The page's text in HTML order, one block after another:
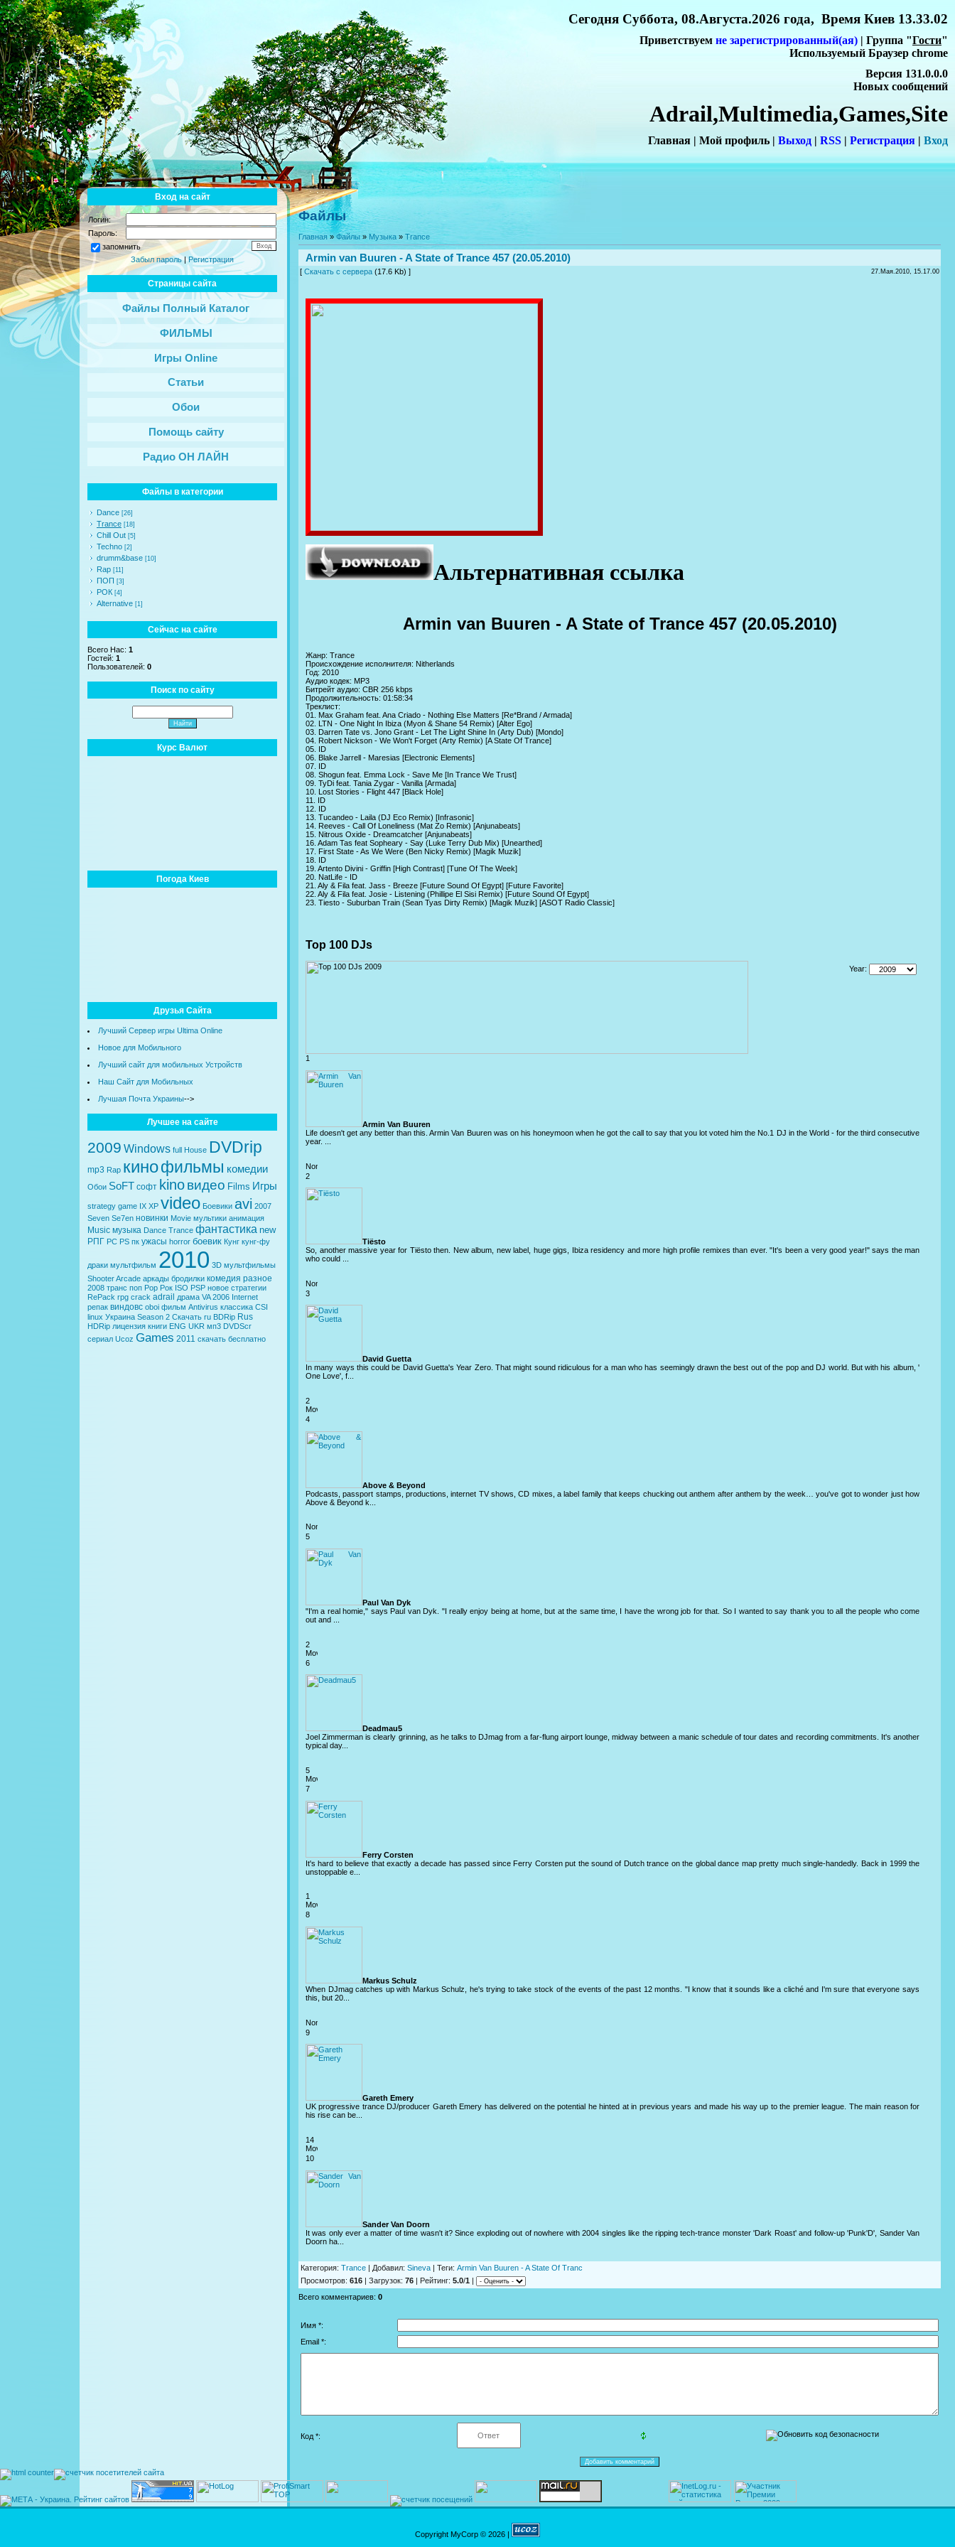
Сегодня Суббота, 08.Августа.2026 года, Время Киев 13.33.02
Приветствуем не зарегистрированный(ая) | Группа "Гости"
Используемый Браузер chrome
Версия 131.0.0.0
Новых сообщений
Adrail,Multimedia,Games,Site
Главная | Мой профиль | Выход | RSS | Регистрация | Вход
Вход на сайт
Логин:
Пароль:
запомнить
Забыл пароль|Регистрация
Страницы сайта
Файлы Полный Каталог
ФИЛЬМЫ
Игры Online
Статьи
Обои
Помощь сайту
Радио ОН ЛАЙН
Файлы в категории
Dance [26]
Trance [18]
Chill Out [5]
Techno [2]
drumm&base [10]
Rap [11]
ПОП [3]
РОК [4]
Alternative [1]
Сейчас на сайте
Всего Нас: 1
Гостей: 1
Пользователей: 0
Поиск по сайту
Курс Валют
Погода Киев
Друзья Сайта
Лучший Сервер игры Ultima Online
Новое для Мобильного
Лучший сайт для мобильных Устройств
Наш Сайт для Мобильных
Лучшая Почта Украины-->
Лучшее на сайте
2009 Windows full House DVDrip
mp3 Rap кинофильмы комедии
Обои SoFT софт kinoвидео Films Игры
strategy game IX XP video Боевики avi 2007
Seven Se7en новинки Movie мультики анимация
Music музыка Dance Trance фантастика new
РПГ PC PS пк ужасы horror боевик Кунг кунг-фу
драки мультфильм 2010 3D мультфильмы
ShooterArcade аркады бродилки комедия разное
2008 транс поп Pop Рок ISO PSP новое стратегии
RePack rpg crack adrail драма VA 2006 Internet
репак виндовс oboi фильм Antivirus классика CSI
linux Украина Season 2 Скачать ru BDRip Rus
HDRip лицензия книги ENG UKR мп3 DVDScr
сериал Ucoz Games 2011 скачать бесплатно
Файлы
Главная»Файлы» Музыка» Trance
Armin van Buuren - A State of Trance 457 (20.05.2010)
[ Скачать с сервера (17.6 Kb) ] 27.Мая.2010, 15.17.00
Альтернативная ссылка
Armin van Buuren - A State of Trance 457 (20.05.2010)
Жанр: Trance
Происхождение исполнителя: Nitherlands
Год: 2010
Аудио кодек: MP3
Битрейт аудио: CBR 256 kbps
Продолжительность: 01:58:34
Треклист:
01. Max Graham feat. Ana Criado - Nothing Else Matters [Re*Brand / Armada]
02. LTN - One Night In Ibiza (Myon & Shane 54 Remix) [Alter Ego]
03. Darren Tate vs. Jono Grant - Let The Light Shine In (Arty Dub) [Mondo]
04. Robert Nickson - We Won't Forget (Arty Remix) [A State Of Trance]
05. ID
06. Blake Jarrell - Maresias [Electronic Elements]
07. ID
08. Shogun feat. Emma Lock - Save Me [In Trance We Trust]
09. TyDi feat. Tania Zygar - Vanilla [Armada]
10. Lost Stories - Flight 447 [Black Hole]
11. ID
12. ID
13. Tucandeo - Laila (DJ Eco Remix) [Infrasonic]
14. Reeves - Call Of Loneliness (Mat Zo Remix) [Anjunabeats]
15. Nitrous Oxide - Dreamcatcher [Anjunabeats]
16. Adam Tas feat Sopheary - Say (Luke Terry Dub Mix) [Unearthed]
17. First State - As We Were (Ben Nicky Remix) [Magik Muzik]
18. ID
19. Artento Divini - Griffin [High Contrast] [Tune Of The Week]
20. NatLife - ID
21. Aly & Fila feat. Jass - Breeze [Future Sound Of Egypt] [Future Favorite]
22. Aly & Fila feat. Josie - Listening (Phillipe El Sisi Remix) [Future Sound Of Egypt]
23. Tiesto - Suburban Train (Sean Tyas Dirty Remix) [Magik Muzik] [ASOT Radio Classic]
Top 100 DJs
Year:
1
Armin Van Buuren
Life doesn't get any better than this. Armin Van Buuren was on his honeymoon when he got the call to say that you lot voted him the No.1 DJ in the World - for the third consecutive
year. ...
2
Tiësto
So, another massive year for Tiësto then. New album, new label, huge gigs, Ibiza residency and more high profile remixes than ever. "It's been a very good year!" says the man
who could ...
3
David Guetta
In many ways this could be David Guetta's Year Zero. That might sound ridiculous for a man who has seemingly drawn the best out of the pop and DJ world. But with his album, '
One Love', f...
2
4
Above & Beyond
Podcasts, passport stamps, productions, internet TV shows, CD mixes, a label family that keeps chucking out anthem after anthem by the week… you've got to wonder just how
Above & Beyond k...
5
Paul Van Dyk
"I'm a real homie," says Paul van Dyk. "I really enjoy being at home, but at the same time, I have the wrong job for that. So I wanted to say thank you to all the people who come
out and ...
2
6
Deadmau5
Joel Zimmerman is clearly grinning, as he talks to DJmag from a far-flung airport lounge, midway between a manic schedule of tour dates and recording commitments. It's another
typical day...
5
7
Ferry Corsten
It's hard to believe that exactly a decade has passed since Ferry Corsten put the sound of Dutch trance on the global dance map pretty much single-handedly. Back in 1999 the
unstoppable e...
1
8
Markus Schulz
When DJmag catches up with Markus Schulz, he's trying to take stock of the events of the past 12 months. "I know that it sounds like a cliché and I'm sure that everyone says
this, but 20...
9
Gareth Emery
UK progressive trance DJ/producer Gareth Emery has delivered on the potential he hinted at in previous years and made his way up to the premier league. The main reason for
his rise can be...
14
10
Sander Van Doorn
It was only ever a matter of time wasn't it? Since exploding out of nowhere with 2004 singles like the ripping tech-trance monster 'Dark Roast' and follow-up 'Punk'D', Sander Van
Doorn ha...
Категория: Trance | Добавил: Sineva | Теги: Armin Van Buuren - A State Of Tranc
Просмотров: 616 | Загрузок: 76 | Рейтинг: 5.0/1 |
Всего комментариев: 0
Имя *:
Email *:
Код *:
Copyright MyCorp © 2026 |